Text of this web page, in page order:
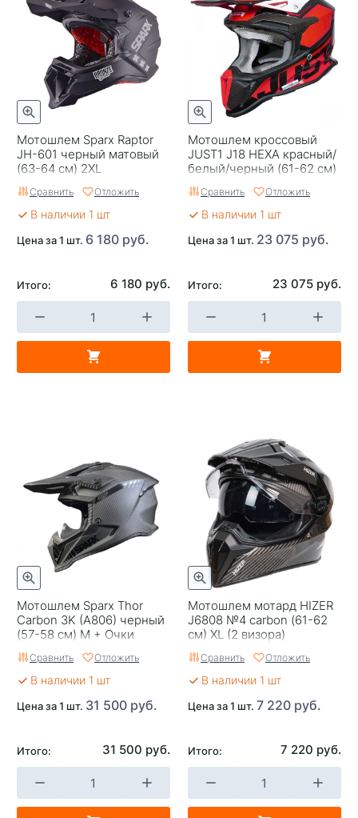
штук
Мотошлем Sparx Raptor
JH-601 черный матовый
(63-64 см) 2XL
Сравнить Отложить
В наличии 1 шт
Цена за 1 шт. 6 180 руб.
Итого: 6 180 руб.
Мотошлем кроссовый
JUST1 J18 HEXA красный/
белый/черный (61-62 см)
XL
Сравнить Отложить
В наличии 1 шт
Цена за 1 шт. 23 075 руб.
Итого: 23 075 руб.
Мотошлем Sparx Thor
Carbon 3K (A806) черный
(57-58 см) M + Очки
SPARX Thor
Сравнить Отложить
В наличии 1 шт
Цена за 1 шт. 31 500 руб.
Итого: 31 500 руб.
Мотошлем мотард HIZER
J6808 №4 carbon (61-62
см) XL (2 визора)
Сравнить Отложить
В наличии 1 шт
Цена за 1 шт. 7 220 руб.
Итого: 7 220 руб.